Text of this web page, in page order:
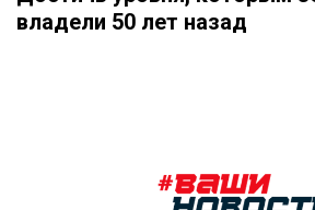
владели 50 лет назад